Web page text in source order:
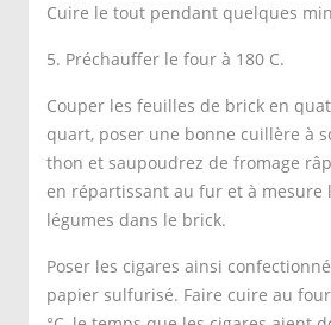
Cuire le tout pendant quelques
5. Préchauffer le four à 180 C.
Couper les feuilles de brick en
quart, poser une bonne cuillère à
thon et saupoudrez de fromage
en répartissant au fur et à mesure
légumes dans le brick.
Poser les cigares ainsi
papier sulfurisé. Faire cuire au